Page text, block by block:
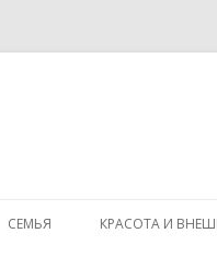
СЕМЬЯ КРАСОТА И